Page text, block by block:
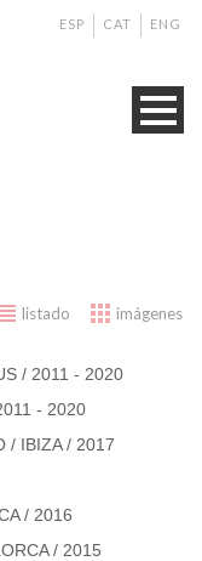
ENG
CAT
ESP
listado imágenes
/ 2011 - 2020
- 2020
/ IBIZA / 2017
/ 2016
/ 2015